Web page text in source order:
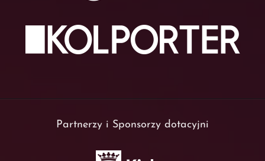
Partnerzy i Sponsorzy dotacyjni